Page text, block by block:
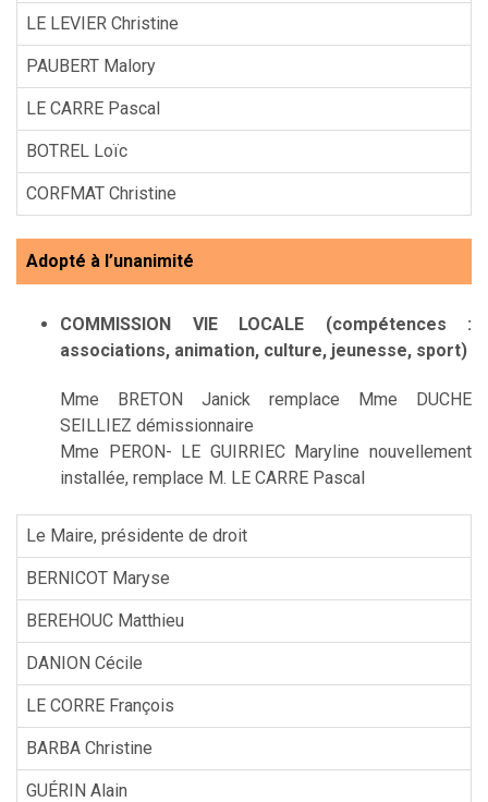
LE LEVIER Christine
PAUBERT Malory
LE CARRE Pascal
BOTREL Loïc
CORFMAT Christine
Adopté à l’unanimité
COMMISSION VIE LOCALE (compétences :
associations, animation, culture, jeunesse, sport)
Mme BRETON Janick remplace Mme DUCHE
SEILLIEZ démissionnaire
Mme PERON- LE GUIRRIEC Maryline nouvellement
installée, remplace M. LE CARRE Pascal
Le Maire, présidente de droit
BERNICOT Maryse
BEREHOUC Matthieu
DANION Cécile
LE CORRE François
BARBA Christine
GUÉRIN Alain